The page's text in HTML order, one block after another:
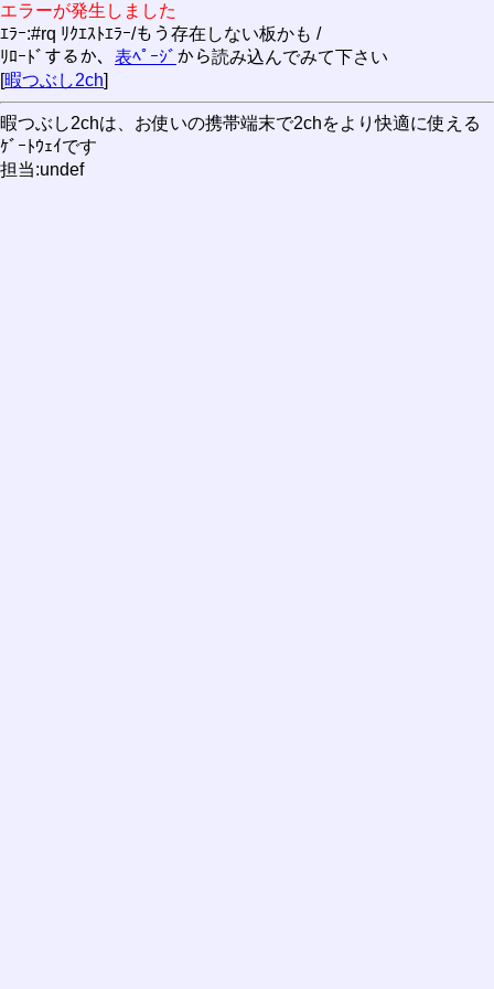
エラーが発生しました
ｴﾗｰ:#rq ﾘｸｴｽﾄｴﾗｰ/もう存在しない板かも /
ﾘﾛｰﾄﾞするか、 表ﾍﾟｰｼﾞ から読み込んでみて下さい
[暇つぶし2ch]
暇つぶし2chは、お使いの携帯端末で2chをより快適に使える
ｹﾞｰﾄｳｪｲです
担当:undef